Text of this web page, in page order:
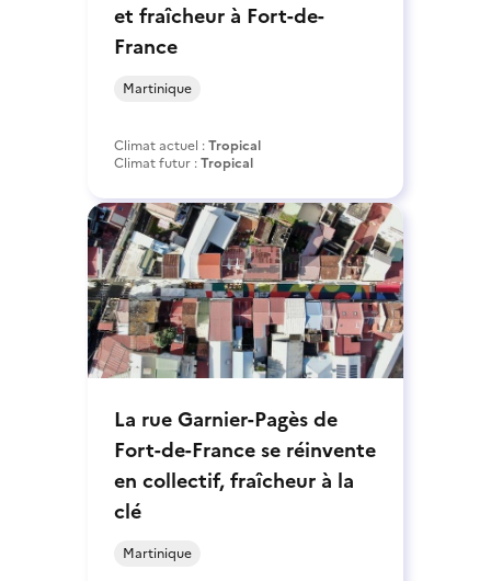
et fraîcheur à Fort-de-
France
Martinique
Climat actuel :Tropical
Climat futur :Tropical
La rue Garnier-Pagès de
Fort-de-France se réinvente
en collectif, fraîcheur à la
clé
Martinique